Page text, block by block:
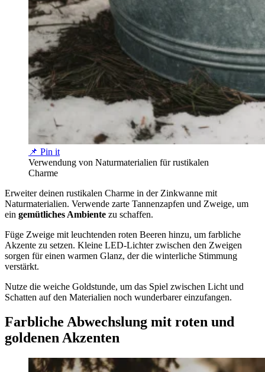
📌 Pin it
Verwendung von Naturmaterialien für rustikalen
Charme
Erweiter deinen rustikalen Charme in der Zinkwanne mit
Naturmaterialien. Verwende zarte Tannenzapfen und Zweige, um
ein gemütliches Ambiente zu schaffen.
Füge Zweige mit leuchtenden roten Beeren hinzu, um farbliche
Akzente zu setzen. Kleine LED-Lichter zwischen den Zweigen
sorgen für einen warmen Glanz, der die winterliche Stimmung
verstärkt.
Nutze die weiche Goldstunde, um das Spiel zwischen Licht und
Schatten auf den Materialien noch wunderbarer einzufangen.
Farbliche Abwechslung mit roten und
goldenen Akzenten